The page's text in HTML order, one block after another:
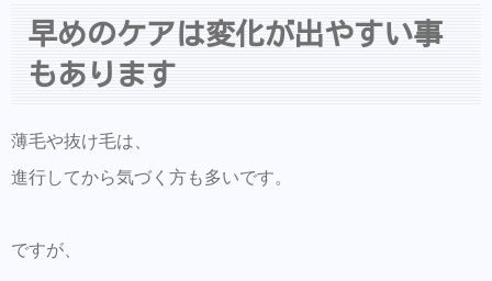
早めのケアは変化が出やすい事
もあります
薄毛や抜け毛は、
進行してから気づく方も多いです。
ですが、